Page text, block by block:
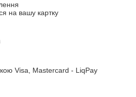
на вашу картку
Visa, Mastercard - LiqPay